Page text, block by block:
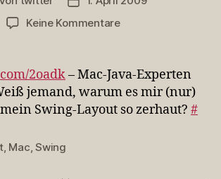
Keine Kommentarezu
Mac…
2oadk– Mac-Java-Experten
jemand, warum es mir (nur)
Swing-Layout so zerhaut? #
, Mac,Swing